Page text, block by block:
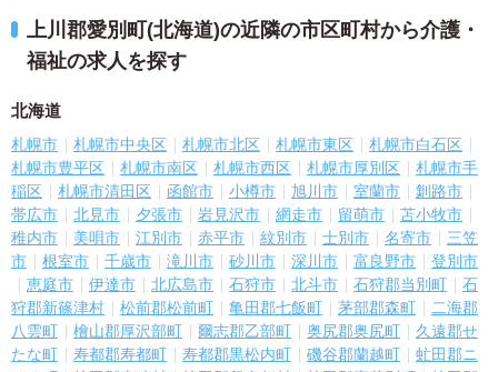
上川郡愛別町(北海道)の近隣の市区町村から介護・
福祉の求人を探す
北海道
札幌市 札幌市中央区 札幌市北区 札幌市東区
札幌市白石区
札幌市豊平区
札幌市南区 札幌市西区 札幌市厚別区
札幌市手
稲区
札幌市清田区 函館市 小樽市 旭川市 室蘭市
釧路市
帯広市
北見市 夕張市 岩見沢市 網走市 留萌市
苫小牧市
稚内市
美唄市 江別市 赤平市 紋別市 士別市 名寄市
三笠
市
根室市 千歳市 滝川市 砂川市 深川市 富良野市
登別市
恵庭市
伊達市 北広島市 石狩市 北斗市 石狩郡当別町
石
狩郡新篠津村
松前郡松前町 亀田郡七飯町 茅部郡森町
二海郡
八雲町
檜山郡厚沢部町 爾志郡乙部町 奥尻郡奥尻町
久遠郡せ
たな町
寿都郡寿都町 寿都郡黒松内町 磯谷郡蘭越町
虻田郡ニ